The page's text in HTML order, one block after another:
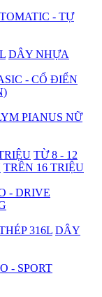
- TỰ
DÂY NHỰA
- CỔ ĐIỂN
PIANUS NỮ
TỪ 8 - 12
TRÊN 16 TRIỆU
- DRIVE
316L DÂY
- SPORT